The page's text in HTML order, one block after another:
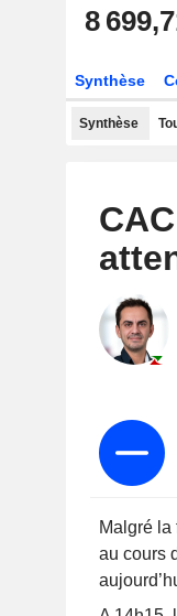
8
Synthèse
Synthèse
Malgré la
au cours